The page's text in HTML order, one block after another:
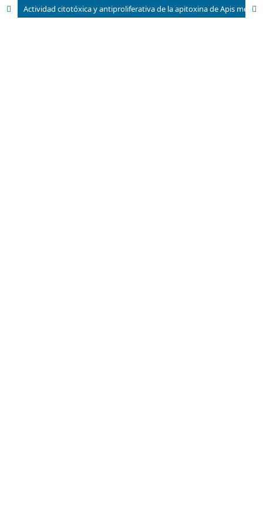
Actividad citotóxica y antiproliferativa de la apitoxina de Apis mellifera (Hymenoptera, Apidae) contra células tumorales cervicales